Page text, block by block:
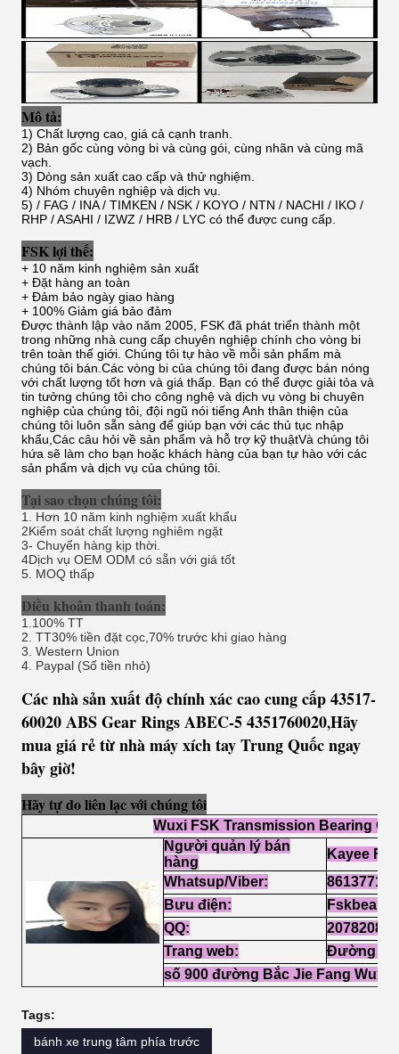
Mô tả:
1) Chất lượng cao, giá cả cạnh tranh.
2) Bản gốc cùng vòng bi và cùng gói, cùng nhãn và cùng mã
vạch.
3) Dòng sản xuất cao cấp và thử nghiệm.
4) Nhóm chuyên nghiệp và dịch vụ.
5) / FAG / INA / TIMKEN / NSK / KOYO / NTN / NACHI / IKO /
RHP / ASAHI / IZWZ / HRB / LYC có thể được cung cấp.
FSK lợi thế:
+ 10 năm kinh nghiệm sản xuất
+ Đặt hàng an toàn
+ Đảm bảo ngày giao hàng
+ 100% Giảm giá bảo đảm
Được thành lập vào năm 2005, FSK đã phát triển thành một
trong những nhà cung cấp chuyên nghiệp chính cho vòng bi
trên toàn thế giới. Chúng tôi tự hào về mỗi sản phẩm mà
chúng tôi bán.Các vòng bi của chúng tôi đang được bán nóng
với chất lượng tốt hơn và giá thấp. Bạn có thể được giải tỏa và
tin tưởng chúng tôi cho công nghệ và dịch vụ vòng bi chuyên
nghiệp của chúng tôi, đội ngũ nói tiếng Anh thân thiện của
chúng tôi luôn sẵn sàng để giúp bạn với các thủ tục nhập
khẩu,Các câu hỏi về sản phẩm và hỗ trợ kỹ thuậtVà chúng tôi
hứa sẽ làm cho bạn hoặc khách hàng của bạn tự hào với các
sản phẩm và dịch vụ của chúng tôi.
Tại sao chọn chúng tôi:
1. Hơn 10 năm kinh nghiệm xuất khẩu
2Kiểm soát chất lượng nghiêm ngặt
3- Chuyển hàng kịp thời.
4Dịch vụ OEM ODM có sẵn với giá tốt
5. MOQ thấp
Điều khoản thanh toán:
1.100% TT
2. TT30% tiền đặt cọc,70% trước khi giao hàng
3. Western Union
4. Paypal (Số tiền nhỏ)
Các nhà sản xuất độ chính xác cao cung cấp 43517-
60020 ABS Gear Rings ABEC-5 4351760020,Hãy
mua giá rẻ từ nhà máy xích tay Trung Quốc ngay
bây giờ!
Hãy tự do liên lạc với chúng tôi
Wuxi FSK Transmission Bearing
Người quản lý bán
hàng
Kayee Fan
Whatsup/Viber:
Bưu điện:
QQ:
207820856
Trang web:
Đường
số 900 đường Bắc Jie Fang Wuxi
Tags:
bánh xe trung tâm phía trước